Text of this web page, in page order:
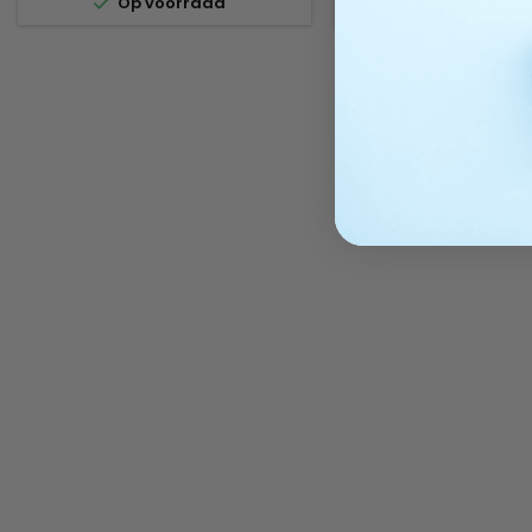
gehydrolyseerd keratine,
warmte of externe
geconcentreerde
tot in de kern van de
de interne structuur te
de elasticiteit te
haarbreuk
Op